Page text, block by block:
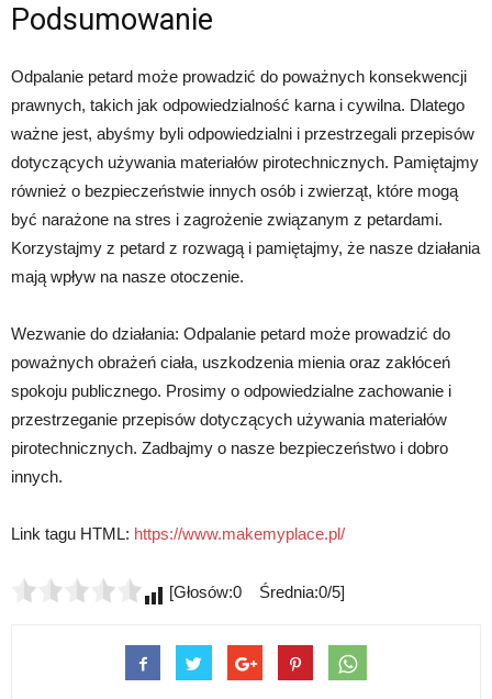
Podsumowanie
Odpalanie petard może prowadzić do poważnych konsekwencji
prawnych, takich jak odpowiedzialność karna i cywilna. Dlatego
ważne jest, abyśmy byli odpowiedzialni i przestrzegali przepisów
dotyczących używania materiałów pirotechnicznych. Pamiętajmy
również o bezpieczeństwie innych osób i zwierząt, które mogą
być narażone na stres i zagrożenie związanym z petardami.
Korzystajmy z petard z rozwagą i pamiętajmy, że nasze działania
mają wpływ na nasze otoczenie.
Wezwanie do działania: Odpalanie petard może prowadzić do
poważnych obrażeń ciała, uszkodzenia mienia oraz zakłóceń
spokoju publicznego. Prosimy o odpowiedzialne zachowanie i
przestrzeganie przepisów dotyczących używania materiałów
pirotechnicznych. Zadbajmy o nasze bezpieczeństwo i dobro
innych.
Link tagu HTML: https://www.makemyplace.pl/
[Głosów:0 Średnia:0/5]